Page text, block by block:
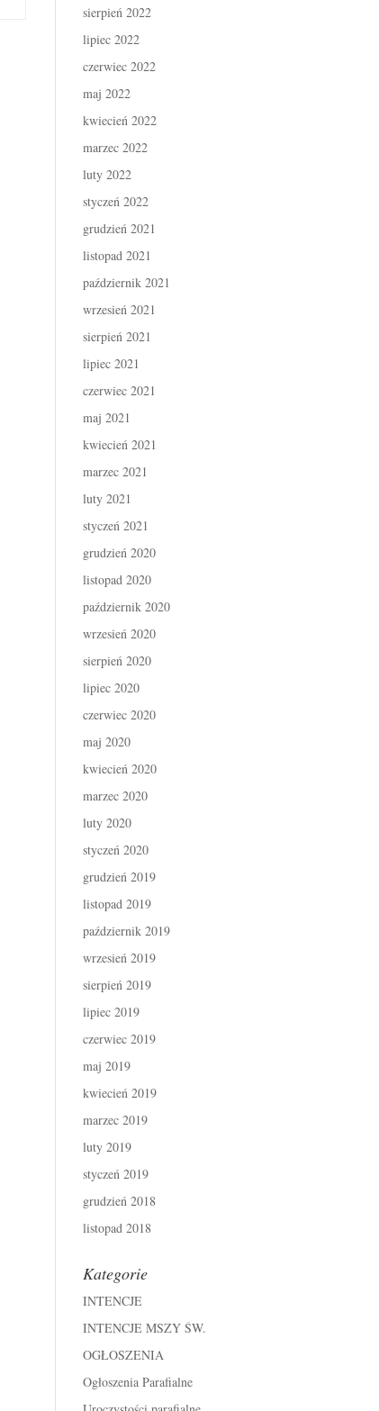
sierpień 2022
lipiec 2022
czerwiec 2022
maj 2022
kwiecień 2022
marzec 2022
luty 2022
styczeń 2022
grudzień 2021
listopad 2021
październik 2021
wrzesień 2021
sierpień 2021
lipiec 2021
czerwiec 2021
maj 2021
kwiecień 2021
marzec 2021
luty 2021
styczeń 2021
grudzień 2020
listopad 2020
październik 2020
wrzesień 2020
sierpień 2020
lipiec 2020
czerwiec 2020
maj 2020
kwiecień 2020
marzec 2020
luty 2020
styczeń 2020
grudzień 2019
listopad 2019
październik 2019
wrzesień 2019
sierpień 2019
lipiec 2019
czerwiec 2019
maj 2019
kwiecień 2019
marzec 2019
luty 2019
styczeń 2019
grudzień 2018
listopad 2018
Kategorie
INTENCJE
INTENCJE MSZY ŚW.
OGŁOSZENIA
Ogłoszenia Parafialne